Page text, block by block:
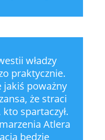
władzy
praktycznie.
jakiś poważny
że straci
spartaczył.
Atlera
będzie